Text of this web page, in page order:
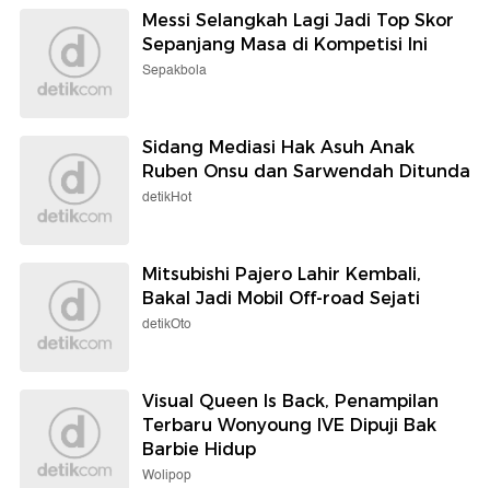
Messi Selangkah Lagi Jadi Top Skor
Sepanjang Masa di Kompetisi Ini
Sepakbola
Sidang Mediasi Hak Asuh Anak
Ruben Onsu dan Sarwendah Ditunda
detikHot
Mitsubishi Pajero Lahir Kembali,
Bakal Jadi Mobil Off-road Sejati
detikOto
Visual Queen Is Back, Penampilan
Terbaru Wonyoung IVE Dipuji Bak
Barbie Hidup
Wolipop